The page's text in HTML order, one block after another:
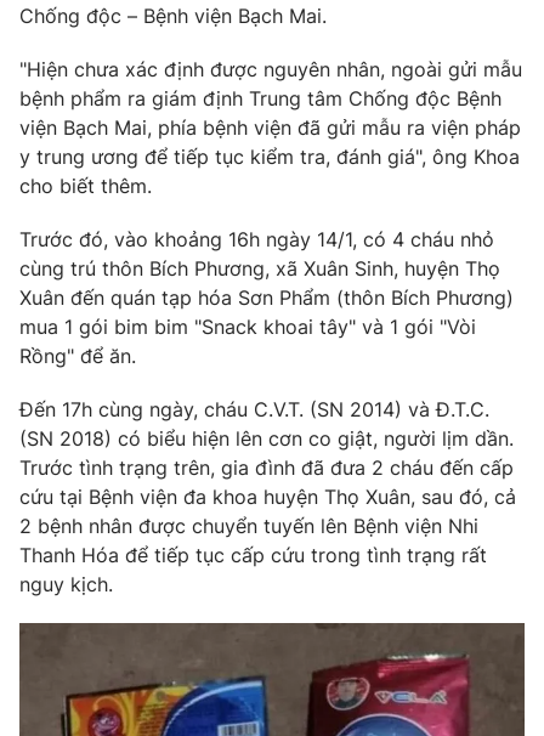
Thị trường
Tư vấn
Lịch phát sóng
Chuyên mục khác
Emagazine Podcast
Photo Infographic
Video Shorts video
VTV Money
VTV Sức khoẻ Bất động sản
Thị trường 24h Tấm lòng Việt
VTV4
Liên hệ tòa soạn English
Chống độc – Bệnh viện Bạch Mai.
"Hiện chưa xác định được nguyên nhân, ngoài gửi mẫu
bệnh phẩm ra giám định Trung tâm Chống độc Bệnh
viện Bạch Mai, phía bệnh viện đã gửi mẫu ra viện pháp
y trung ương để tiếp tục kiểm tra, đánh giá", ông Khoa
cho biết thêm.
Trước đó, vào khoảng 16h ngày 14/1, có 4 cháu nhỏ
cùng trú thôn Bích Phương, xã Xuân Sinh, huyện Thọ
Xuân đến quán tạp hóa Sơn Phẩm (thôn Bích Phương)
mua 1 gói bim bim "Snack khoai tây" và 1 gói "Vòi
Rồng" để ăn.
Đến 17h cùng ngày, cháu C.V.T. (SN 2014) và Đ.T.C.
(SN 2018) có biểu hiện lên cơn co giật, người lịm dần.
Trước tình trạng trên, gia đình đã đưa 2 cháu đến cấp
cứu tại Bệnh viện đa khoa huyện Thọ Xuân, sau đó, cả
2 bệnh nhân được chuyển tuyến lên Bệnh viện Nhi
Thanh Hóa để tiếp tục cấp cứu trong tình trạng rất
nguy kịch.